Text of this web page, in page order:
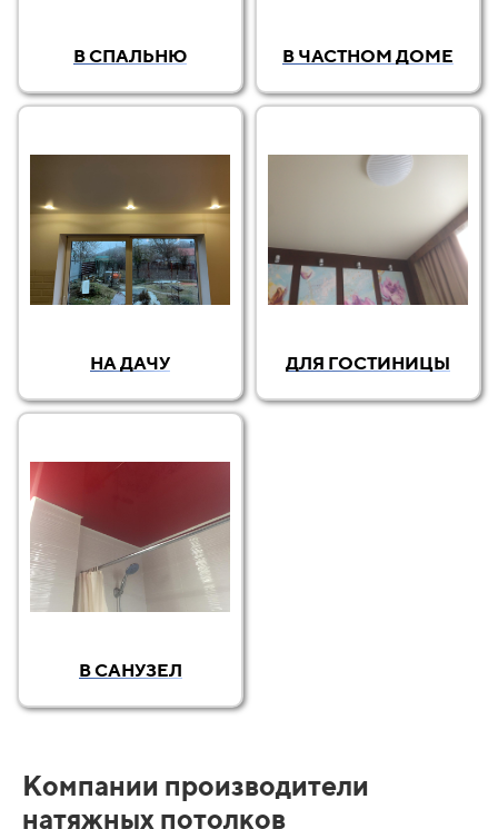
В СПАЛЬНЮ В ЧАСТНОМ ДОМЕ
НА ДАЧУ ДЛЯ ГОСТИНИЦЫ
В САНУЗЕЛ
Компании производители
натяжных потолков